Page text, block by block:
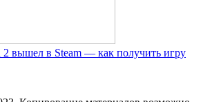
2 вышел в Steam — как получить игру